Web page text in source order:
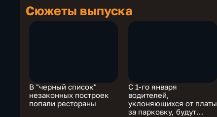
Сюжеты выпуска
В "черный список"
незаконных построек
попали рестораны
С 1-го января
водителей,
уклоняющихся от платы
за парковку, будут